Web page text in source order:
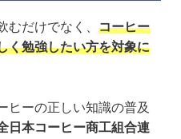
むだけでなく、 コーヒー
く勉強したい方を対象に
ヒーの正しい知識の普及
日本コーヒー商工組合連